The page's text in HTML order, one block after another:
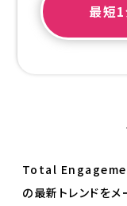
最短
Total
の最新トレンドをメ